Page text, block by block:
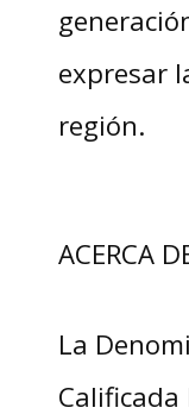
expresar
región.
ACERCA
La